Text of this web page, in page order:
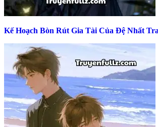
Kế Hoạch Bòn Rút Gia Tài Của Đệ Nhất